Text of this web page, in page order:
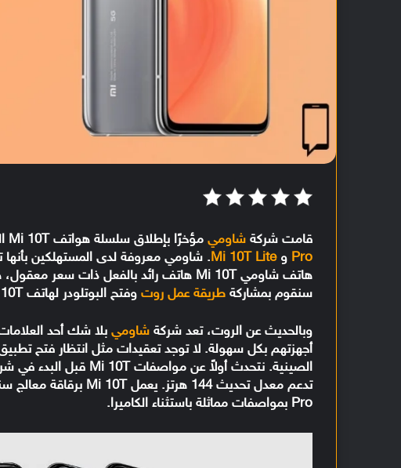
قامت شركةشاومي مؤخرًا بإطلاق سلسلة هواتف Mi 10T التي تأتي بمواصفات قوية وهم
Pro وMi 10T Lite. شاومي معروفة لدى المستهلكين بأنها
سنقوم بمشاركةطريقة عمل روت وفتح البوتلودر لهاتف Mi 10T و Mi 10T Pro.
وبالحديث عن الروت، تعد شركةشاومي بلا شك أحد
أجهزتهم بكل سهولة. لا توجد تعقيدات مثل انتظار فتح
Pro بمواصفات مماثلة باستثناء الكاميرا.